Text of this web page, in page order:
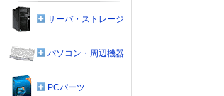
サーバ・ストレージ
パソコン・周辺機器
PCパーツ